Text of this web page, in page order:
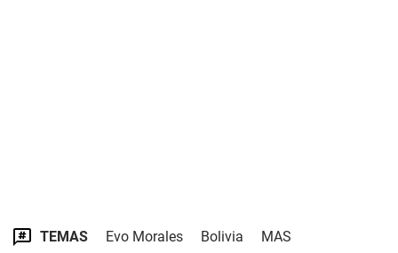
TEMAS Evo Morales Bolivia MAS